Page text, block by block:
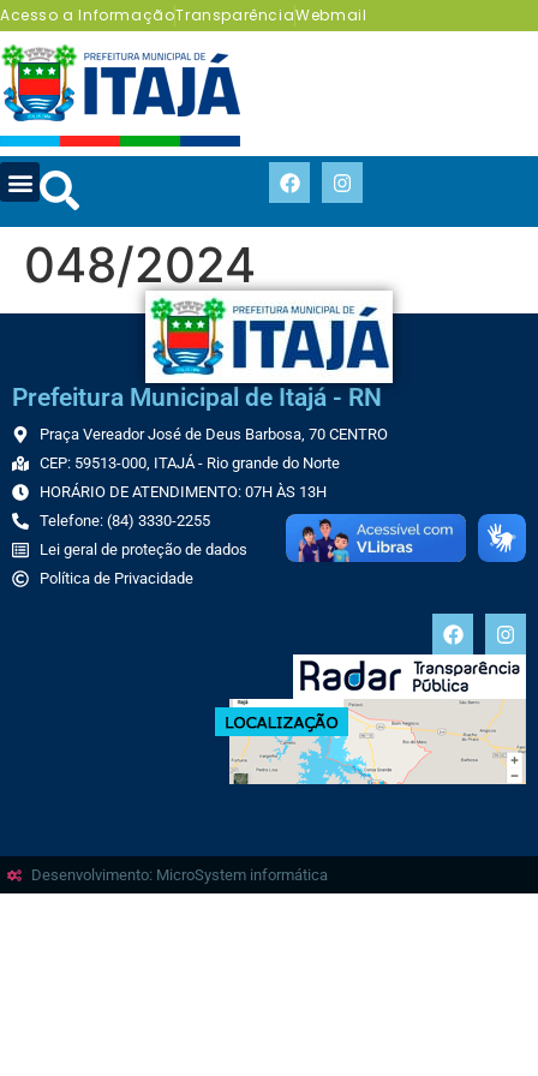
Acesso a InformaçãoTransparênciaWebmail
048/2024
Prefeitura Municipal de Itajá - RN
Praça Vereador José de Deus Barbosa, 70 CENTRO
CEP: 59513-000, ITAJÁ - Rio grande do Norte
HORÁRIO DE ATENDIMENTO: 07H ÀS 13H
Telefone: (84) 3330-2255
Lei geral de proteção de dados
Política de Privacidade
Desenvolvimento: MicroSystem informática